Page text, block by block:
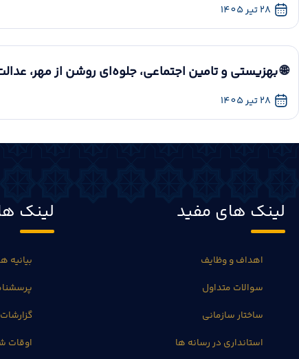
28 تیر 1405
🌐 بهزیستی و تامین اجتماعی، جلوه‌ای روشن از مهر،
28 تیر 1405
لینک های مفید
اهداف و وظایف
سوالات متداول
ساختار سازمانی
استانداری در رسانه ها
لینک
بیانیه
اوقات